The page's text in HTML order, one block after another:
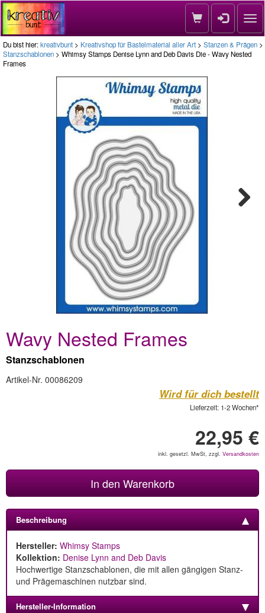
Du bist hier:kreativbunt > Kreativshop für Bastelmaterial aller Art > Stanzen & Prägen >
Stanzschablonen > Whimsy Stamps Denise Lynn and Deb Davis Die - Wavy Nested
Frames
Wavy Nested Frames
Stanzschablonen
Artikel-Nr. 00086209
Wird für dich bestellt
Lieferzeit: 1-2 Wochen*
22,95 €
inkl. gesetzl. MwSt, zzgl. Versandkosten
In den Warenkorb
Beschreibung
Hersteller: Whimsy Stamps
Kollektion: Denise Lynn and Deb Davis
Hochwertige Stanzschablonen, die mit allen gängigen Stanz-
und Prägemaschinen nutzbar sind.
Hersteller-Information